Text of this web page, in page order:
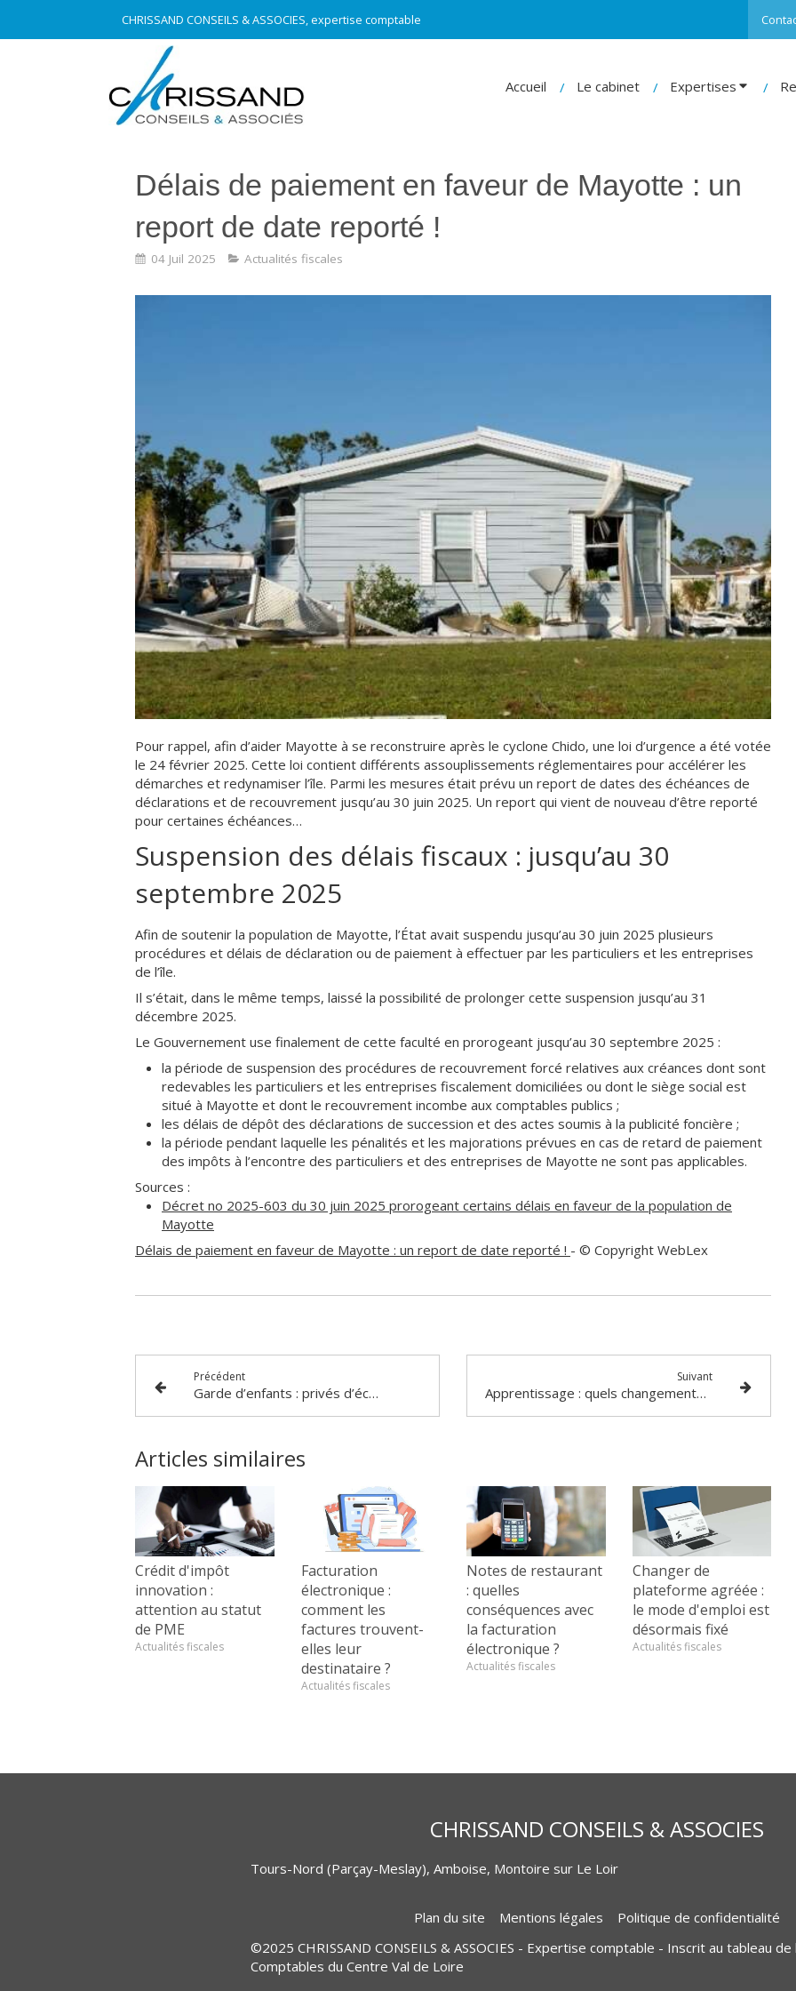
CHRISSAND CONSEILS & ASSOCIES, expertise comptable
Accueil Le cabinet Expertises
Délais de paiement en faveur de Mayotte : un
report de date reporté !
04 Juil 2025 Actualités fiscales
Pour rappel, afin d’aider Mayotte à se reconstruire après le cyclone Chido, une loi d’urgence a été votée
le 24 février 2025. Cette loi contient différents assouplissements réglementaires pour accélérer les
démarches et redynamiser l’île. Parmi les mesures était prévu un report de dates des échéances de
déclarations et de recouvrement jusqu’au 30 juin 2025. Un report qui vient de nouveau d’être reporté
pour certaines échéances…
Suspension des délais fiscaux : jusqu’au 30
septembre 2025
Afin de soutenir la population de Mayotte, l’État avait suspendu jusqu’au 30 juin 2025 plusieurs
procédures et délais de déclaration ou de paiement à effectuer par les particuliers et les entreprises
de l’île.
Il s’était, dans le même temps, laissé la possibilité de prolonger cette suspension jusqu’au 31
décembre 2025.
Le Gouvernement use finalement de cette faculté en prorogeant jusqu’au 30 septembre 2025 :
la période de suspension des procédures de recouvrement forcé relatives aux créances dont sont
redevables les particuliers et les entreprises fiscalement domiciliées ou dont le siège social est
situé à Mayotte et dont le recouvrement incombe aux comptables publics ;
les délais de dépôt des déclarations de succession et des actes soumis à la publicité foncière ;
la période pendant laquelle les pénalités et les majorations prévues en cas de retard de paiement
des impôts à l’encontre des particuliers et des entreprises de Mayotte ne sont pas applicables.
Sources :
Décret no 2025-603 du 30 juin 2025 prorogeant certains délais en faveur de la population de
Mayotte
Délais de paiement en faveur de Mayotte : un report de date reporté ! - © Copyright WebLex
Précédent
Garde d’enfants : privés d’écrans ?
Suivant
Apprentissage : quels changements dès le 1er juillet 2025 ?
Articles similaires
Crédit d'impôt
innovation :
attention au statut
de PME
Actualités fiscales
Facturation
électronique :
comment les
factures trouvent-
elles leur
destinataire ?
Actualités fiscales
Notes de restaurant
: quelles
conséquences avec
la facturation
électronique ?
Actualités fiscales
Changer de
plateforme agréée :
le mode d'emploi est
désormais fixé
Actualités fiscales
CHRISSAND CONSEILS & ASSOCIES
Tours-Nord (Parçay-Meslay), Amboise, Montoire sur Le Loir
Plan du site Mentions légales
Politique de confidentialité
©2025 CHRISSAND CONSEILS & ASSOCIES - Expertise comptable - Inscrit au tableau
Comptables du Centre Val de Loire